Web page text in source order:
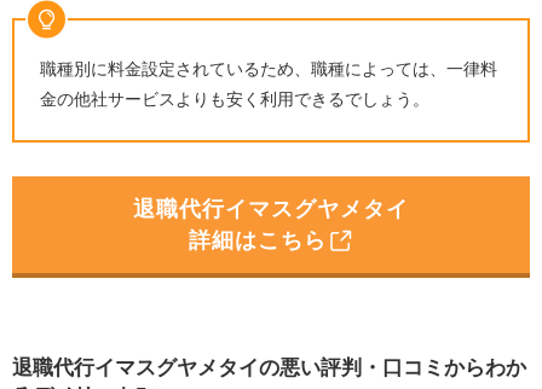
職種別に料金設定されているため、職種によっては、一律料
金の他社サービスよりも安く利用できるでしょう。
退職代行イマスグヤメタイ
詳細はこちら
退職代行イマスグヤメタイの悪い評判・口コミからわか